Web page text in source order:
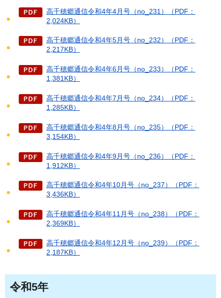
高千穂郷通信令和4年4月号（no_231）（PDF：
2,024KB）
高千穂郷通信令和4年5月号（no_232）（PDF：
2,217KB）
高千穂郷通信令和4年6月号（no_233）（PDF：
1,381KB）
高千穂郷通信令和4年7月号（no_234）（PDF：
1,285KB）
高千穂郷通信令和4年8月号（no_235）（PDF：
3,154KB）
高千穂郷通信令和4年9月号（no_236）（PDF：
1,912KB）
高千穂郷通信令和4年10月号（no_237）（PDF：
3,436KB）
高千穂郷通信令和4年11月号（no_238）（PDF：
2,369KB）
高千穂郷通信令和4年12月号（no_239）（PDF：
2,187KB）
令和5年